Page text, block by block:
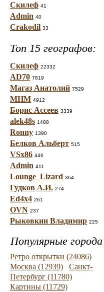
Скилеф 41
Admin 40
Crakodil 33
Топ 15 географов:
Скилеф 22332
AD70 7819
Магаз Анатолий 7529
МНМ 4912
Борис Ассеев 3339
alek48s 1488
Ronny 1390
Белков Альберт 515
VSx86 446
Admin 411
Lounge_Lizard 364
Гудков А.И. 274
Ed4x4 261
OVN 237
Рыковкин Владимир 225
Популярные города
Ретро открытки (24086)
Москва (12939)
Санкт-
Петербург (11780)
Картины (11729)